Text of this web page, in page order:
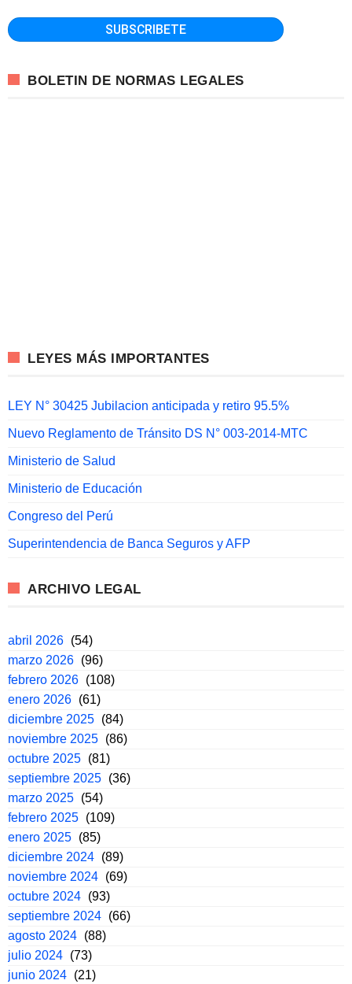
BOLETIN DE NORMAS LEGALES
LEYES MÁS IMPORTANTES
LEY N° 30425 Jubilacion anticipada y retiro 95.5%
Nuevo Reglamento de Tránsito DS N° 003-2014-MTC
Ministerio de Salud
Ministerio de Educación
Congreso del Perú
Superintendencia de Banca Seguros y AFP
ARCHIVO LEGAL
abril 2026 (54)
marzo 2026 (96)
febrero 2026 (108)
enero 2026 (61)
diciembre 2025 (84)
noviembre 2025 (86)
octubre 2025 (81)
septiembre 2025 (36)
marzo 2025 (54)
febrero 2025 (109)
enero 2025 (85)
diciembre 2024 (89)
noviembre 2024 (69)
octubre 2024 (93)
septiembre 2024 (66)
agosto 2024 (88)
julio 2024 (73)
junio 2024 (21)